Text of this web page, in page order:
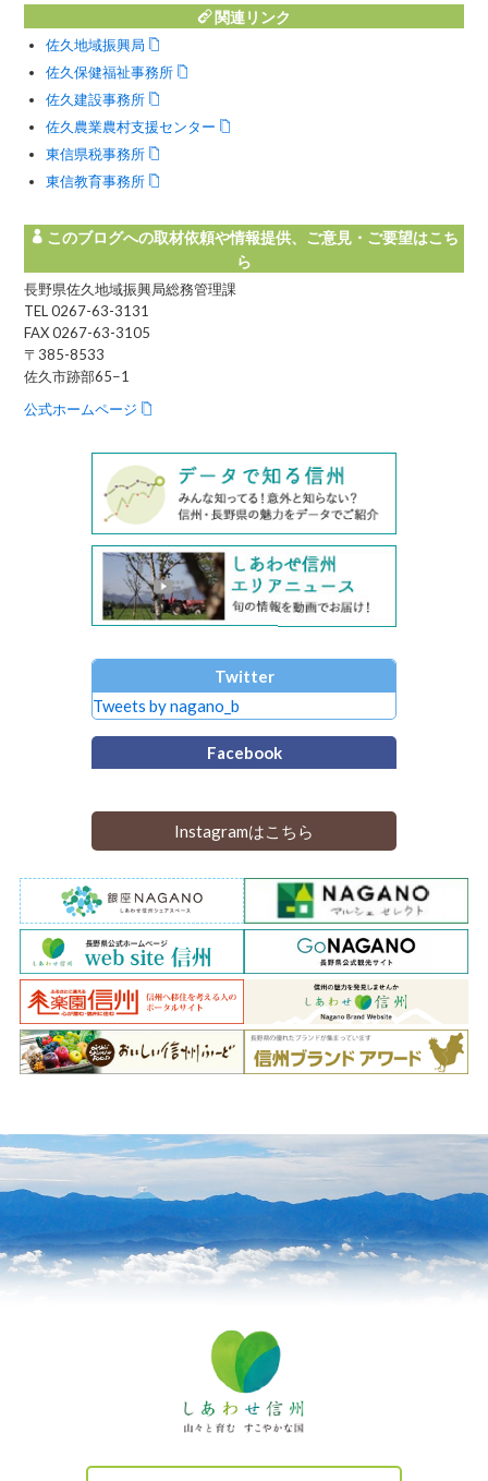
関連リンク
佐久地域振興局
佐久保健福祉事務所
佐久建設事務所
佐久農業農村支援センター
東信県税事務所
東信教育事務所
このブログへの取材依頼や情報提供、ご意見・ご要望はこち
ら
長野県佐久地域振興局総務管理課
TEL 0267-63-3131
FAX 0267-63-3105
〒385-8533
佐久市跡部65−1
公式ホームページ
Twitter
Tweets by nagano_b
Facebook
Instagramはこちら